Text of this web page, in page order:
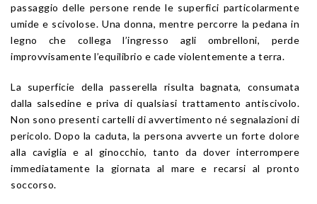
passaggio delle persone rende le superfici particolarmente
umide e scivolose. Una donna, mentre percorre la pedana in
legno che collega l’ingresso agli ombrelloni, perde
improvvisamente l’equilibrio e cade violentemente a terra.
La superficie della passerella risulta bagnata, consumata
dalla salsedine e priva di qualsiasi trattamento antiscivolo.
Non sono presenti cartelli di avvertimento né segnalazioni di
pericolo. Dopo la caduta, la persona avverte un forte dolore
alla caviglia e al ginocchio, tanto da dover interrompere
immediatamente la giornata al mare e recarsi al pronto
soccorso.